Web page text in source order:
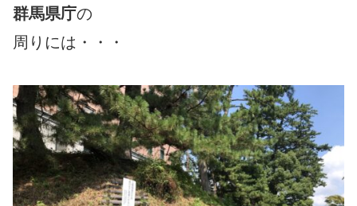
群馬県庁の
周りには・・・